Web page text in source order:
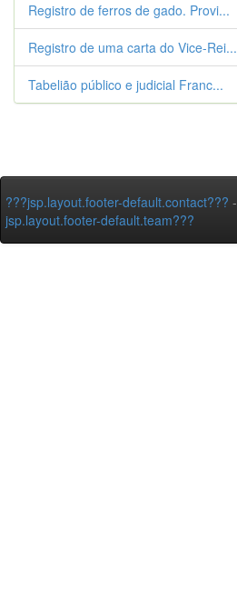
Registro de ferros de gado. Provi...
Registro de uma carta do Vice-Rei...
Tabelião público e judicial Franc...
???jsp.layout.footer-default.contact??? -
jsp.layout.footer-default.team???